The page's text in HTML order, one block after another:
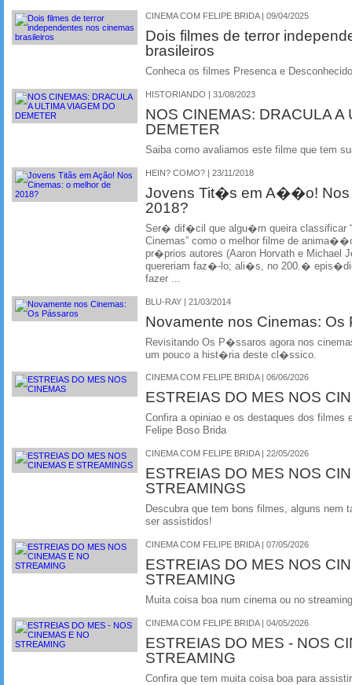
CINEMA COM FELIPE BRIDA | 09/04/2025
Dois filmes de terror
brasileiros
Conheca os filmes Presenca e
HISTORIANDO | 31/08/2023
NOS CINEMAS: DRACULA A
DEMETER
Saiba como avaliamos este filme que tem
HEIN? COMO? | 23/11/2018
Jovens Tit�s em A��o! Nos
2018?
Ser� dif�cil que algu�m queira
Cinemas” como o melhor filme de
pr�prios autores (Aaron Horvath e Michael
quereriam faz�-lo; ali�s, no 200.�
fazer ...
BLU-RAY | 21/03/2014
Novamente nos Cinemas:
Revisitando Os P�ssaros agora nos
um pouco a hist�ria deste cl�ssico.
CINEMA COM FELIPE BRIDA | 06/06/2026
ESTREIAS DO MES NOS
Confira a opiniao e os destaques dos filmes
Felipe Boso Brida
CINEMA COM FELIPE BRIDA | 22/05/2026
ESTREIAS DO MES NOS
STREAMINGS
Descubra que tem bons filmes, alguns nem
ser assistidos!
CINEMA COM FELIPE BRIDA | 07/05/2026
ESTREIAS DO MES NOS
STREAMING
Muita coisa boa num cinema ou no streaming
CINEMA COM FELIPE BRIDA | 04/05/2026
ESTREIAS DO MES - NOS
STREAMING
Confira que tem muita coisa boa para assistir